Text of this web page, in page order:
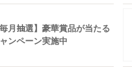
毎月抽選】豪華賞品が当たる
ンペーン実施中